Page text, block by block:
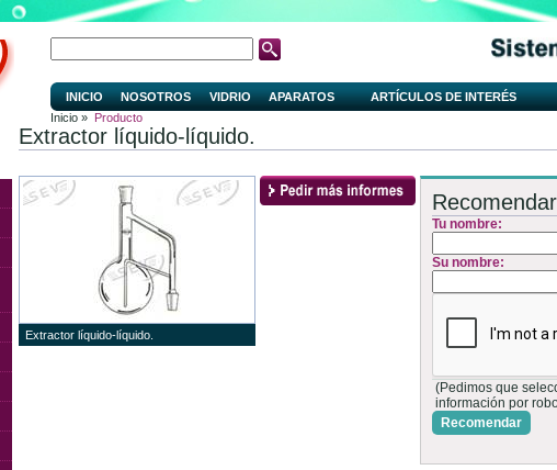
INICIO NOSOTROS VIDRIO APARATOS
ARTÍCULOS DE INTERÉS
Inicio » Producto
Extractor líquido-líquido.
Extractor líquido-líquido.
Tu nombre:
Su nombre:
(Pedimos que
información por
Recomendar